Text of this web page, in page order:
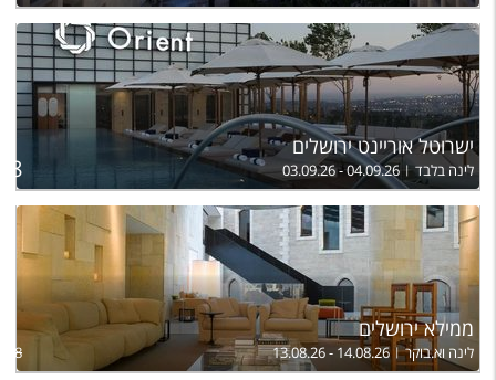
ישרוטל אוריינט ירושלים
לינה בלבד 03.09.26 - 04.09.26
ממילא ירושלים
לינה וא.בוקר 13.08.26 - 14.08.26